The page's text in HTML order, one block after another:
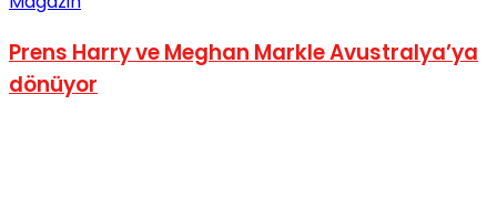
Prens Harry ve Meghan Markle Avustralya’ya
dönüyor